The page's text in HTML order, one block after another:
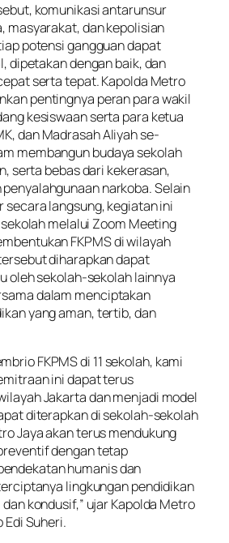
komunikasi antarunsur
masyarakat, dan kepolisian
potensi gangguan dapat
dipetakan dengan baik, dan
serta tepat. Kapolda Metro
pentingnya peran para wakil
kesiswaan serta para ketua
dan Madrasah Aliyah se-
membangun budaya sekolah
serta bebas dari kekerasan,
narkoba. Selain
secara langsung, kegiatan ini
sekolah melalui Zoom Meeting
FKPMS di wilayah
diharapkan dapat
oleh sekolah-sekolah lainnya
dalam menciptakan
yang aman, tertib, dan
FKPMS di 11 sekolah, kami
ini dapat terus
Jakarta dan menjadi model
diterapkan di sekolah-sekolah
Jaya akan terus mendukung
dengan tetap
humanis dan
lingkungan pendidikan
kondusif,” ujar Kapolda Metro
Edi Suheri.